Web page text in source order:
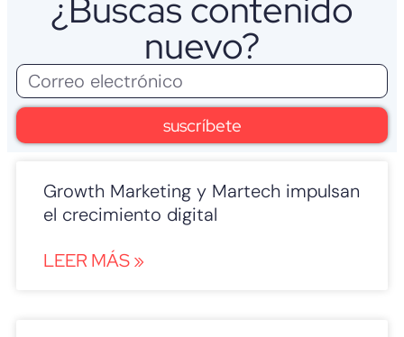
nuevo?
suscríbete
Growth Marketing y Martech impulsan
el crecimiento digital
LEER MÁS »